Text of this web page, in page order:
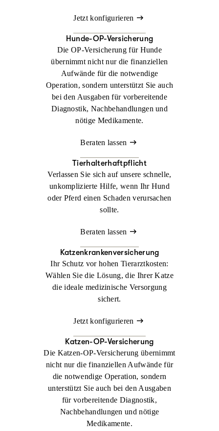
Jetzt konfigurieren
Hunde-OP-Versicherung
Die OP-Versicherung für Hunde
übernimmt nicht nur die finanziellen
Aufwände für die notwendige
Operation, sondern unterstützt Sie auch
bei den Ausgaben für vorbereitende
Diagnostik, Nachbehandlungen und
nötige Medikamente.
Beraten lassen
Tierhalterhaftpflicht
Verlassen Sie sich auf unsere schnelle,
unkomplizierte Hilfe, wenn Ihr Hund
oder Pferd einen Schaden verursachen
sollte.
Beraten lassen
Katzenkrankenversicherung
Ihr Schutz vor hohen Tierarztkosten:
Wählen Sie die Lösung, die Ihrer Katze
die ideale medizinische Versorgung
sichert.
Jetzt konfigurieren
Katzen-OP-Versicherung
Die Katzen-OP-Versicherung übernimmt
nicht nur die finanziellen Aufwände für
die notwendige Operation, sondern
unterstützt Sie auch bei den Ausgaben
für vorbereitende Diagnostik,
Nachbehandlungen und nötige
Medikamente.